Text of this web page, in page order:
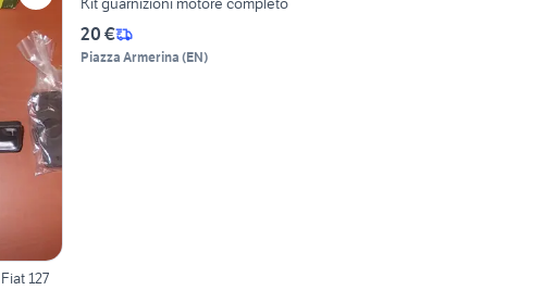
127
20 €
Piazza Armerina (EN)